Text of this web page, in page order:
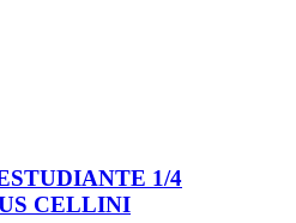
1/4
CELLINI